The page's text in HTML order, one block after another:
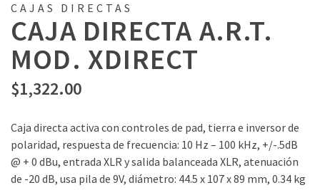
CAJAS DIRECTAS
CAJA DIRECTA A.R.T.
MOD. XDIRECT
$1,322.00
Caja directa activa con controles de pad, tierra e inversor de
polaridad, respuesta de frecuencia: 10 Hz – 100 kHz, +/-.5dB
@ + 0 dBu, entrada XLR y salida balanceada XLR, atenuación
de -20 dB, usa pila de 9V, diámetro: 44.5 x 107 x 89 mm, 0.34 kg